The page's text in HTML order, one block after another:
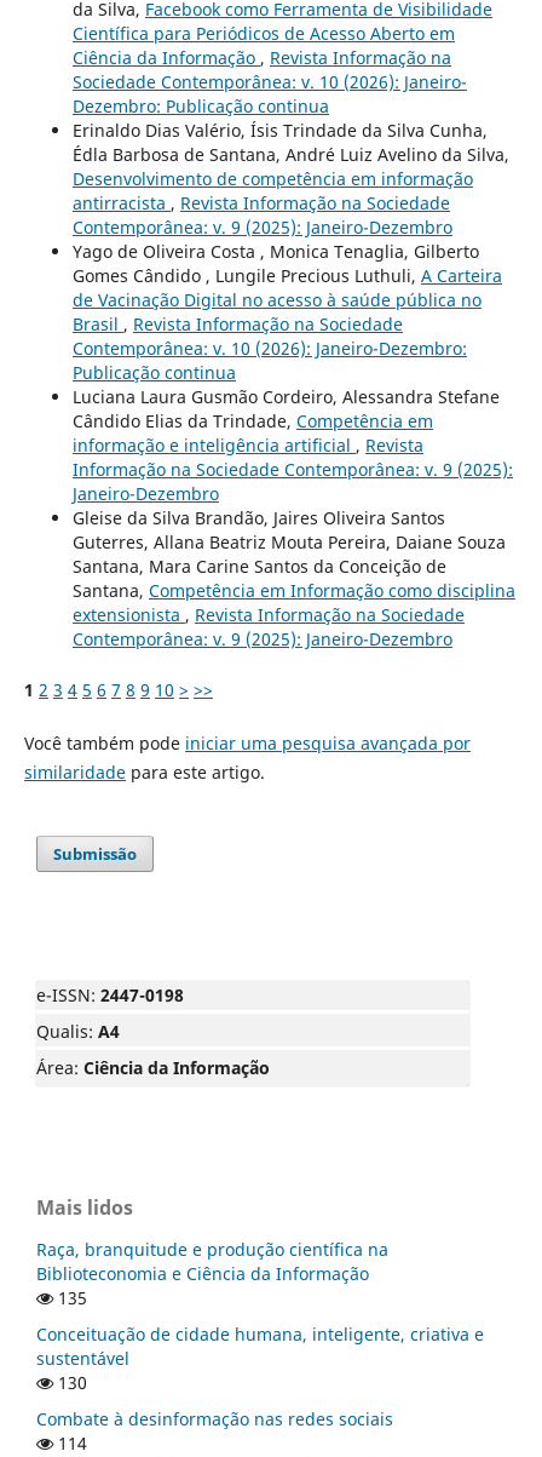
da Silva, Facebook como Ferramenta de Visibilidade
Científica para Periódicos de Acesso Aberto em
Ciência da Informação , Revista Informação na
Sociedade Contemporânea: v. 10 (2026): Janeiro-
Dezembro: Publicação continua
Erinaldo Dias Valério, Ísis Trindade da Silva Cunha,
Édla Barbosa de Santana, André Luiz Avelino da Silva,
Desenvolvimento de competência em informação
antirracista , Revista Informação na Sociedade
Contemporânea: v. 9 (2025): Janeiro-Dezembro
Yago de Oliveira Costa , Monica Tenaglia, Gilberto
Gomes Cândido , Lungile Precious Luthuli, A Carteira
de Vacinação Digital no acesso à saúde pública no
Brasil , Revista Informação na Sociedade
Contemporânea: v. 10 (2026): Janeiro-Dezembro:
Publicação continua
Luciana Laura Gusmão Cordeiro, Alessandra Stefane
Cândido Elias da Trindade, Competência em
informação e inteligência artificial , Revista
Informação na Sociedade Contemporânea: v. 9 (2025):
Janeiro-Dezembro
Gleise da Silva Brandão, Jaires Oliveira Santos
Guterres, Allana Beatriz Mouta Pereira, Daiane Souza
Santana, Mara Carine Santos da Conceição de
Santana, Competência em Informação como disciplina
extensionista , Revista Informação na Sociedade
Contemporânea: v. 9 (2025): Janeiro-Dezembro
1 2 3 4 5 6 7 8 9 10 > >>
Você também pode iniciar uma pesquisa avançada por
similaridadepara este artigo.
Submissão
e-ISSN: 2447-0198
Qualis: A4
Área: Ciência da Informação
Mais lidos
Raça, branquitude e produção científica na
Biblioteconomia e Ciência da Informação
135
Conceituação de cidade humana, inteligente, criativa e
sustentável
130
Combate à desinformação nas redes sociais
114